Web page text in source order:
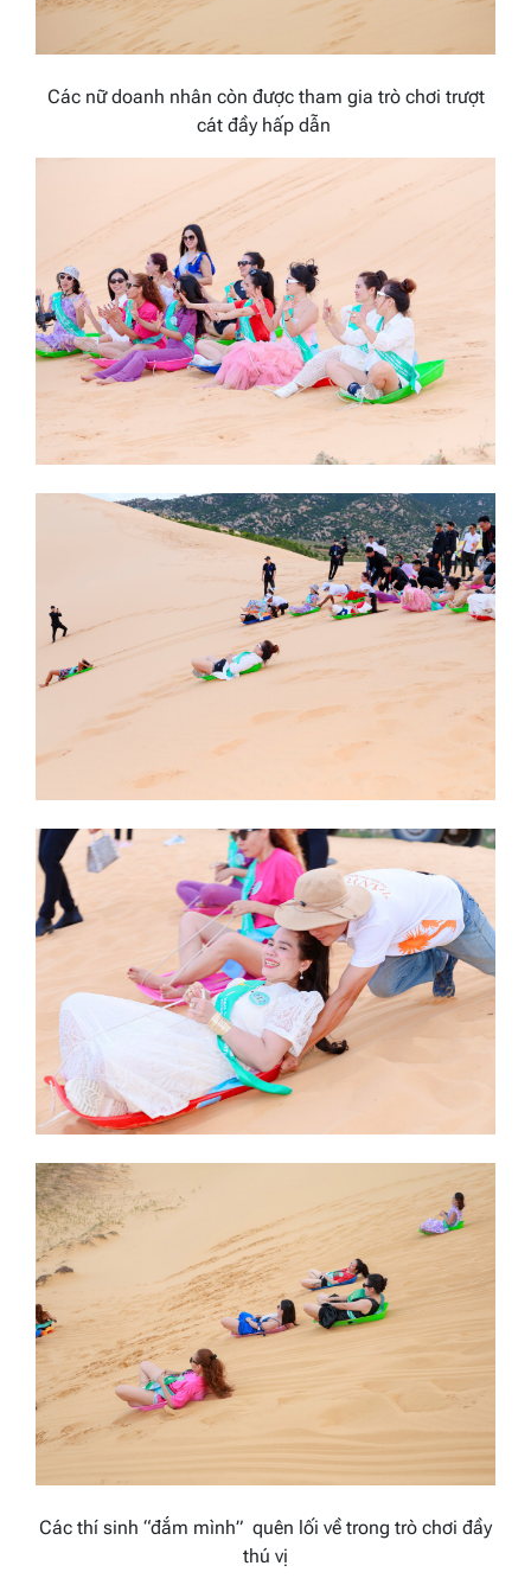
Các nữ doanh nhân còn được tham gia trò chơi trượt
cát đầy hấp dẫn
Các thí sinh “đắm mình” quên lối về trong trò chơi đầy
thú vị